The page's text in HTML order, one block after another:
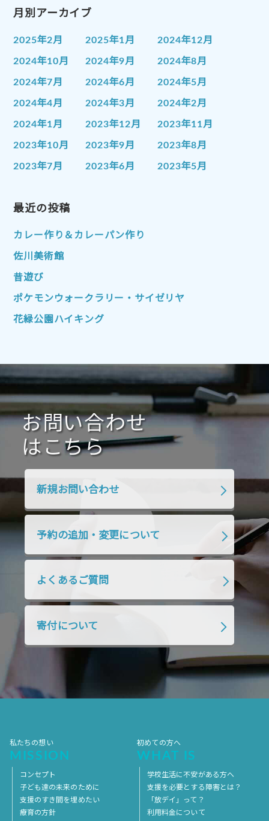
月別アーカイブ
2025年2月 2025年1月 2024年12月
2024年10月 2024年9月 2024年8月
2024年7月 2024年6月 2024年5月
2024年4月 2024年3月 2024年2月
2024年1月 2023年12月 2023年11月
2023年10月 2023年9月 2023年8月
2023年7月 2023年6月 2023年5月
2023年1月
2022年10月 2022年9月
2022年7月
2022年4月
2022年1月 2021年12月 2021年11月
2021年10月 2021年9月
2021年1月 2020年12月 2020年11月
2020年10月 2020年9月 2020年8月
2020年7月 2020年6月 2020年5月
2020年4月 2020年3月 2020年2月
2019年10月 2019年9月
2019年4月
2018年7月 2018年6月
2018年4月 2018年3月 2018年2月
2018年1月 2017年12月
2017年10月 2017年9月 2017年8月
2017年5月
2017年4月
最近の投稿
カレー作り＆カレーパン作り
佐川美術館
昔遊び
ポケモンウォークラリー・サイゼリヤ
花緑公園ハイキング
お問い合わせ
はこちら
新規お問い合わせ
予約の追加・変更について
よくあるご質問
寄付について
私たちの想い
MISSION
コンセプト
子ども達の未来のために
支援のすき間を埋めたい
療育の方針
初めての方へ
WHAT IS
学校生活に不安がある方へ
支援を必要とする障害とは？
「放デイ」って？
利用料金について